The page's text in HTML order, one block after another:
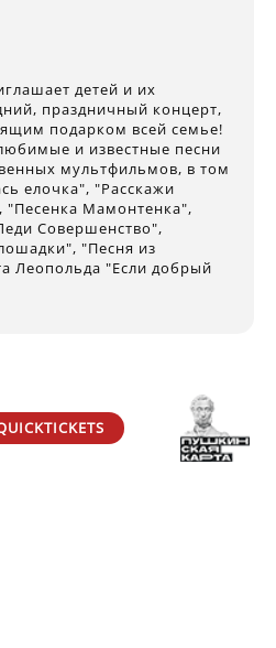
детей и их
праздничный концерт,
подарком всей семье!
и известные песни
мультфильмов, в том
елочка", "Расскажи
"Песенка Мамонтенка",
Совершенство",
"Песня из
Леопольда "Если добрый